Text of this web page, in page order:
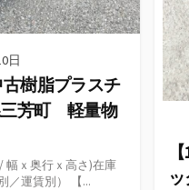
日
古樹脂プラスチ
三芳町 軽量物
幅ｘ奥行ｘ高さ)在庫
運賃別） 【...